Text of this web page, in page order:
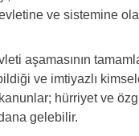
ve sistemine
aşamasının
ve imtiyazlı
kanunlar; hürriyet ve
gelebilir.